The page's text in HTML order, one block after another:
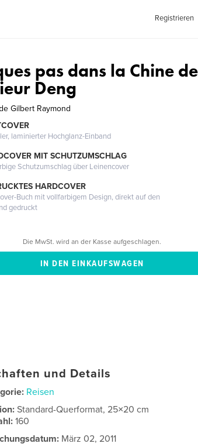
Registrieren
pas dans la Chine de
Deng
Gilbert Raymond
laminierter Hochglanz-Einband
MIT SCHUTZUMSCHLAG
Schutzumschlag über Leinencover
HARDCOVER
Buch mit vollfarbigem Design, direkt auf den
gedruckt
Die MwSt. wird an der Kasse aufgeschlagen.
und Details
Reisen
Standard-Querformat, 25×20 cm
160
März 02, 2011